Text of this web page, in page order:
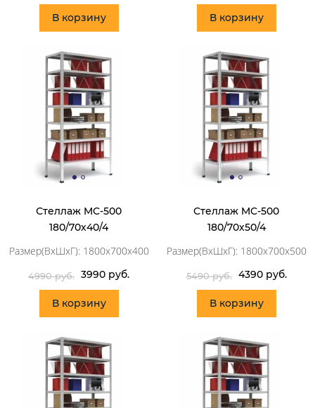
В корзину В корзину
Стеллаж MC-500
180/70х40/4
Размер(ВхШхГ): 1800х700х400
4990 руб. 3990 руб.
В корзину
Стеллаж MC-500
180/70х50/4
Размер(ВхШхГ): 1800х700х500
5490 руб. 4390 руб.
В корзину